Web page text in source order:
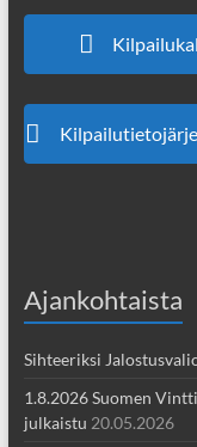
Ajankohtaista
Sihteeriksi
1.8.2026 Suomen
julkaistu 20.05.2026